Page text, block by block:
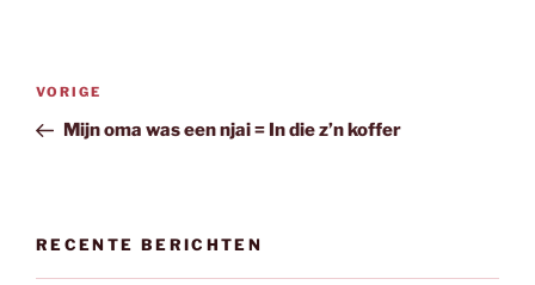
Bericht
Vorig
bericht
VORIGE
Mijn oma was een njai = In die z’n koffer
RECENTE BERICHTEN